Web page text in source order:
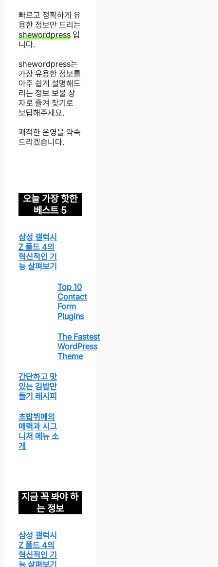
빠르고 정확하게 유
용한 정보만 드리는
shewordpress 입
니다.
shewordpress는
가장 유용한 정보를
아주 쉽게 설명해드
리는 정보 보물 상
자로 즐겨 찾기로
보답해주세요.
쾌적한 운영을 약속
드리겠습니다.
오늘 가장 핫한
베스트 5
삼성 갤럭시
Z 폴드 4의
혁신적인 기
능 살펴보기
Top 10
Contact
Form
Plugins
The Fastest
WordPress
Theme
간단하고 맛
있는 김밥만
들기 레시피
초밥뷔페의
매력과 시그
니처 메뉴 소
개
지금 꼭 봐야 하
는 정보
삼성 갤럭시
Z 폴드 4의
혁신적인 기
능 살펴보기